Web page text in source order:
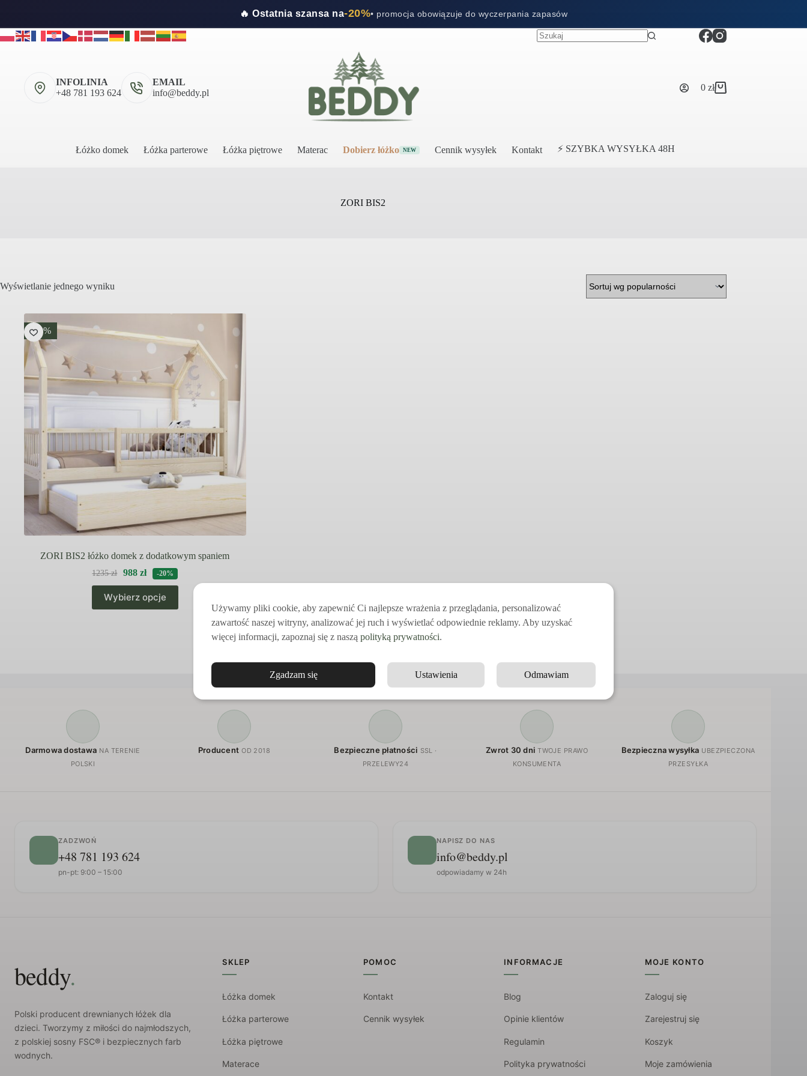
🔥 Ostatnia szansa na-20%• promocja obowiązuje do wyczerpania zapasów
Przejdź
do
INFOLINIA
+48 781 193 624
EMAIL
info@beddy.pl
Koszyk
0 zł
Łóżko domek Łóżka parterowe Łóżka piętrowe Materac Dobierz łóżko NEW Cennik wysyłek Kontakt ⚡ SZYBKA WYSYŁKA 48H
ZORI BIS2
Wyświetlanie jednego wyniku
-20%
ZORI BIS2 łóżko domek z dodatkowym spaniem
1235zł 988zł -20%
Wybierz opcje
produkt
ma
Darmowa dostawa NA TERENIE
POLSKI
Producent OD 2018 Bezpieczne płatności SSL ·
PRZELEWY24
Zwrot 30 dni TWOJE PRAWO
KONSUMENTA
Bezpieczna wysyłka UBEZPIECZONA
PRZESYŁKA
ZADZWOŃ
+48 781 193 624
pn-pt: 9:00 – 15:00
NAPISZ DO NAS
info@beddy.pl
odpowiadamy w 24h
beddy.
Polski producent drewnianych łóżek dla
dzieci. Tworzymy z miłości do najmłodszych,
z polskiej sosny FSC® i bezpiecznych farb
wodnych.
SKLEP
Łóżka domek
Łóżka parterowe
Łóżka piętrowe
Materace
POMOC
Kontakt
Cennik wysyłek
INFORMACJE
Blog
Opinie klientów
Regulamin
Polityka prywatności
MOJE KONTO
Zaloguj się
Zarejestruj się
Koszyk
Moje zamówienia
Używamy pliki cookie, aby zapewnić Ci najlepsze wrażenia z przeglądania, personalizować
zawartość naszej witryny, analizować jej ruch i wyświetlać odpowiednie reklamy. Aby uzyskać
więcej informacji, zapoznaj się z naszą polityką prywatności.
Zgadzam się Ustawienia Odmawiam